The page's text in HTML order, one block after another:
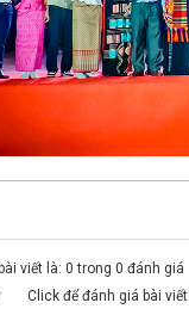
viết là: 0 trong 0 đánh giá
Click để đánh giá bài viết